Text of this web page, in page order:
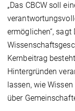
„Das CBCW soll
ermöglichen“,
Kernbeitrag
Hintergründen
lassen, wie
über